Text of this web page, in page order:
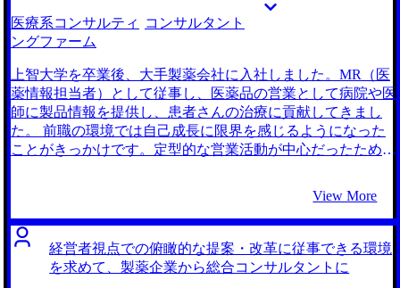
かし、実際に初回面談でお話しさせていただいた際、担当し
てくださった石崎さんの対応が非常に真摯であり、業界への
深い知見と私個人に向き合う姿勢に信頼を覚えました。この
方であれば安心してお任せできると直感し、他社と比較する
ことなくそのままサポートをお願いすることにいたしまし
た。 入念なケース面接対策をしてくださったことが印象的
でした。普通の面接対策にしても、マンツーマンで丁寧に、
私という人間の魅力を丁寧に引き出してくれるような、その
がってきたと思います。 現状の環境に対して「何かが違
う」と必要性を感じた瞬間に、迷わずすぐに動き出したこと
です。違和感を覚えながらも、変化を恐れてずるずると同じ
場所に留まり続けていては、間違いなく私も仕事における成
長意欲がなくなってしまっていたと思います。自分の直感を
たかったことが背景にあります。M&A仲介業は無形商材を
扱い、かつ経営者を相手にする最高難度の営業環境だと考え
とができ、医療業界と同様に直接社会貢献ができるという点
にも魅力を感じました。 そして何より、年齢や社内政治に
関係なく、仕事の成果がそのまま報酬や評価に直結する給与
体系であることに惹かれ、M&A仲介会社へ転職したいと思
うようになりました。 大手エージェント2社とMyVisionさん
ましくないところが良かったです。後述しますがただの客で
はなく、私という人間にしっかりと向き合ってくれていると
いう印象がありましたので、MyVisionさんに決めました。
面接対策が本当に丁寧でした。それに紹介してくれるファー
ムも豊富で、正直驚きの連続でした。私がM&A仲介会社に
医療系コンサルティ
ングファーム
コンサルタント
上智大学を卒業後、大手製薬会社に入社しました。MR（医
薬情報担当者）として従事し、医薬品の営業として病院や医
師に製品情報を提供し、患者さんの治療に貢献してきまし
た。 前職の環境では自己成長に限界を感じるようになった
ことがきっかけです。定型的な営業活動が中心だったため、
活かし、他業界にも貢献できるようなキャリアパスを歩みた
いと思い、転職を決めました。 コンサルティングファーム
を選んだ背景には、業界の多様な課題を解決することで、自
分のスキルと知識を広げることができると感じたことがあり
View More
経営者視点での俯瞰的な提案・改革に従事できる環境
を求めて、製薬企業から総合コンサルタントに